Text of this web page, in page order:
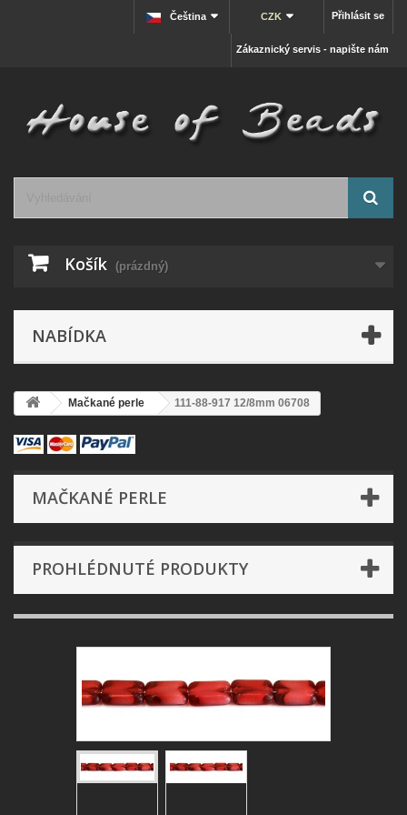
Přihlásit se
CZK
Čeština
Zákaznický servis - napište nám
Košík (prázdný)
NABÍDKA
Mačkané perle 111-88-917 12/8mm 06708
MAČKANÉ PERLE
PROHLÉDNUTÉ PRODUKTY